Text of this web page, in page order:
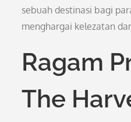
sebuah destinasi bagi
menghargai kelezatan
Ragam
The